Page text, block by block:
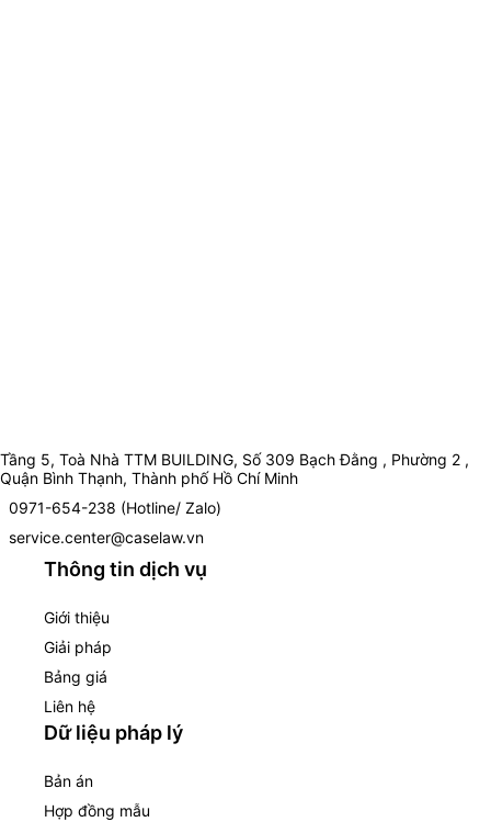
Tầng 5, Toà Nhà TTM BUILDING, Số 309 Bạch Đằng , Phường 2 ,
Quận Bình Thạnh, Thành phố Hồ Chí Minh
0971-654-238 (Hotline/ Zalo)
service.center@caselaw.vn
Thông tin dịch vụ
Giới thiệu
Giải pháp
Bảng giá
Liên hệ
Dữ liệu pháp lý
Bản án
Hợp đồng mẫu